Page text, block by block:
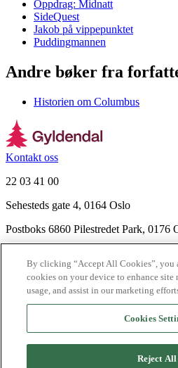
Oppdrag: Midnatt
SideQuest
Jakob på vippepunktet
Puddingmannen
Andre bøker fra
Historien om Columbus
Kontakt oss
22 03 41 00
Sehesteds gate 4, 0164 Oslo
Postboks 6860 Pilestredet Park, 0176
Nyhetsbrev
Ledige stillinger
Send inn manus
By clicking “Accept All Cookies”, you
cookies on your device to enhance
usage, and assist in our marketing
Cookies
Reject All